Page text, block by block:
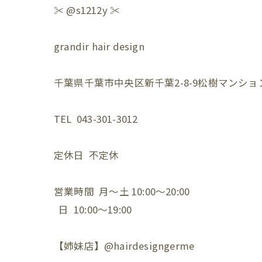
✂️ @s1212y ✂️
grandir hair design
千葉県千葉市中央区新千葉2-8-9松樹マンショ
TEL 043-301-3012
定休日 不定休
営業時間 月〜土 10:00〜20:00
日 10:00〜19:00
【姉妹店】@hairdesigngerme